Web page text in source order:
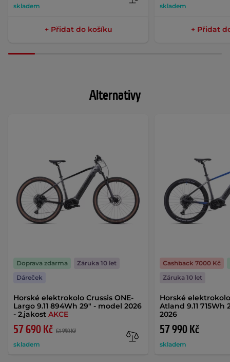
skladem
+ Přidat do košíku
skladem
+ Přidat
Alternativy
Horské elektrokolo Crussis ONE-
Largo 9.11 894Wh 29" - model 2026
- 2.jakost AKCE
57 690 Kč 61 990 Kč
skladem
Doprava zdarma
Záruka 10 let
Dáreček
Horské
Atland 9.11 715Wh
2026
57 990 Kč
skladem
Cashback 7000 Kč
Záruka 10 let